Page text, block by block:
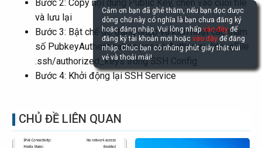
Bước 2: Copy nội dung Public Key, chèn vào cuối file
và lưu lại
Bước 3: Bật chế độ đăng nhập và kích hoạt các tham
số PubkeyAuthentication yes và AuthorizedKeysFile
.ssh/authorized_keys trong SSH Config
Bước 4: Khởi động lại SSH Service
CHỦ ĐỀ LIÊN QUAN
Cảm ơn bạn đã ghé thăm, nếu bạn đọc được
dòng chữ này có nghĩa là bạn chưa đăng ký
hoặc đăng nhập. Vui lòng nhấpvào đâyđể
đăng ký tài khoản mới hoặcvào đây để đăng
nhập. Chúc bạn có những phút giây thật vui
vẻ và thoải mái!